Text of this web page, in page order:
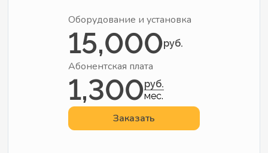
Оборудование и установка
15,000руб.
Абонентская плата
1,300руб.
мес.
Заказать